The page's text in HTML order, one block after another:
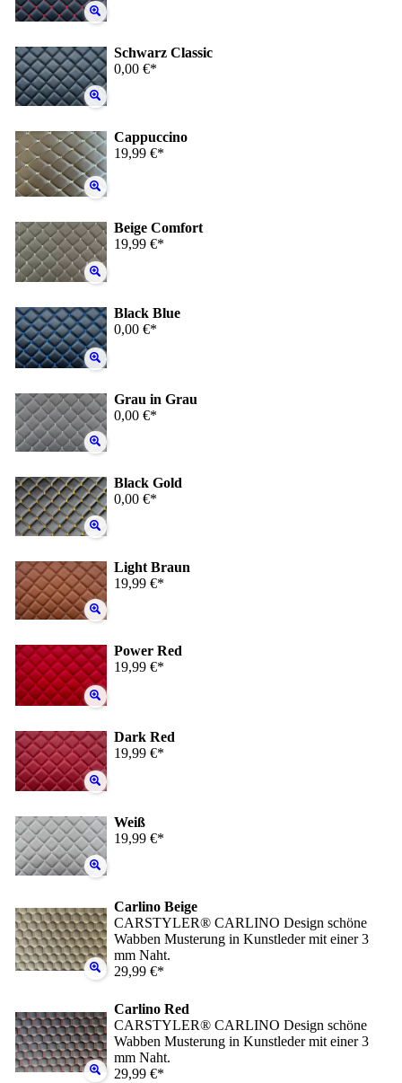
Schwarz Classic
0,00 €*
Cappuccino
19,99 €*
Beige Comfort
19,99 €*
Black Blue
0,00 €*
Grau in Grau
0,00 €*
Black Gold
0,00 €*
Light Braun
19,99 €*
Power Red
19,99 €*
Dark Red
19,99 €*
Weiß
19,99 €*
Carlino Beige
CARSTYLER® CARLINO Design schöne
Wabben Musterung in Kunstleder mit einer 3
mm Naht.
29,99 €*
Carlino Red
CARSTYLER® CARLINO Design schöne
Wabben Musterung in Kunstleder mit einer 3
mm Naht.
29,99 €*